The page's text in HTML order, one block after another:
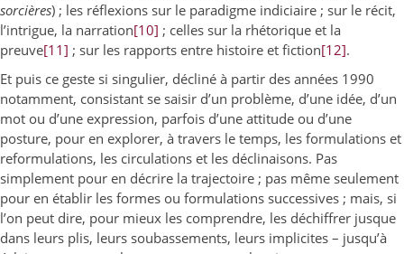
sorcières) ; les réflexions sur le paradigme indiciaire ; sur le récit,
l’intrigue, la narration[10] ; celles sur la rhétorique et la
preuve[11] ; sur les rapports entre histoire et fiction[12].
Et puis ce geste si singulier, décliné à partir des années 1990
notamment, consistant se saisir d’un problème, d’une idée, d’un
mot ou d’une expression, parfois d’une attitude ou d’une
posture, pour en explorer, à travers le temps, les formulations et
reformulations, les circulations et les déclinaisons. Pas
simplement pour en décrire la trajectoire ; pas même seulement
pour en établir les formes ou formulations successives ; mais, si
l’on peut dire, pour mieux les comprendre, les déchiffrer jusque
dans leurs plis, leurs soubassements, leurs implicites – jusqu’à